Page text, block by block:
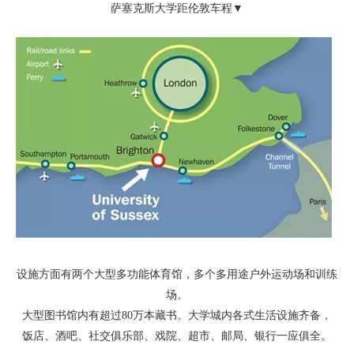
萨塞克斯大学距伦敦车程▼
设施方面有两个大型多功能体育馆，多个多用途户外运动场和训练
场。
大型图书馆内有超过80万本藏书。大学城内各式生活设施齐备，
饭店、酒吧、社交俱乐部、戏院、超市、邮局、银行一应俱全。